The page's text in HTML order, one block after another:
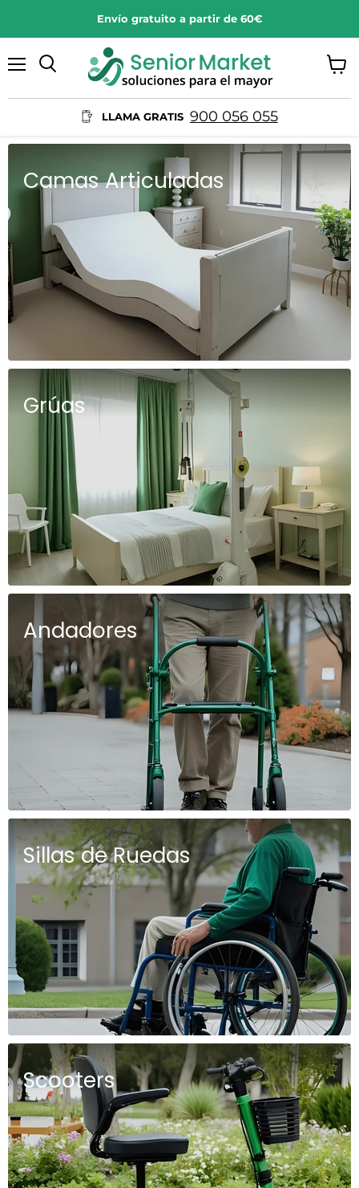
Envío gratuito a partir de 60€
LLAMA GRATIS 900 056 055
Camas Articuladas
Grúas
Andadores
Sillas de Ruedas
Scooters